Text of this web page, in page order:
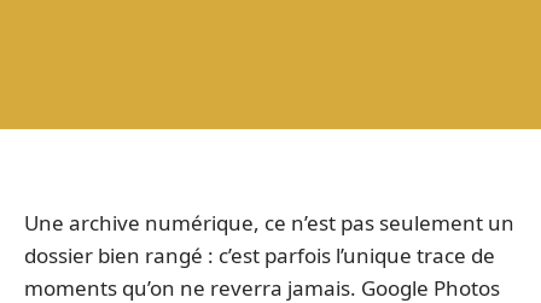
Une archive numérique, ce n’est pas seulement un
dossier bien rangé : c’est parfois l’unique trace de
moments qu’on ne reverra jamais. Google Photos